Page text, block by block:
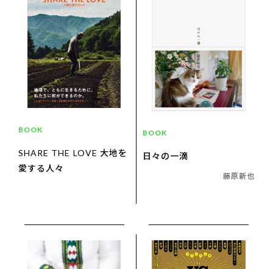
BOOK
SHARE THE LOVE 大地を
愛する人々
BOOK
日々の一滴
藤原新也